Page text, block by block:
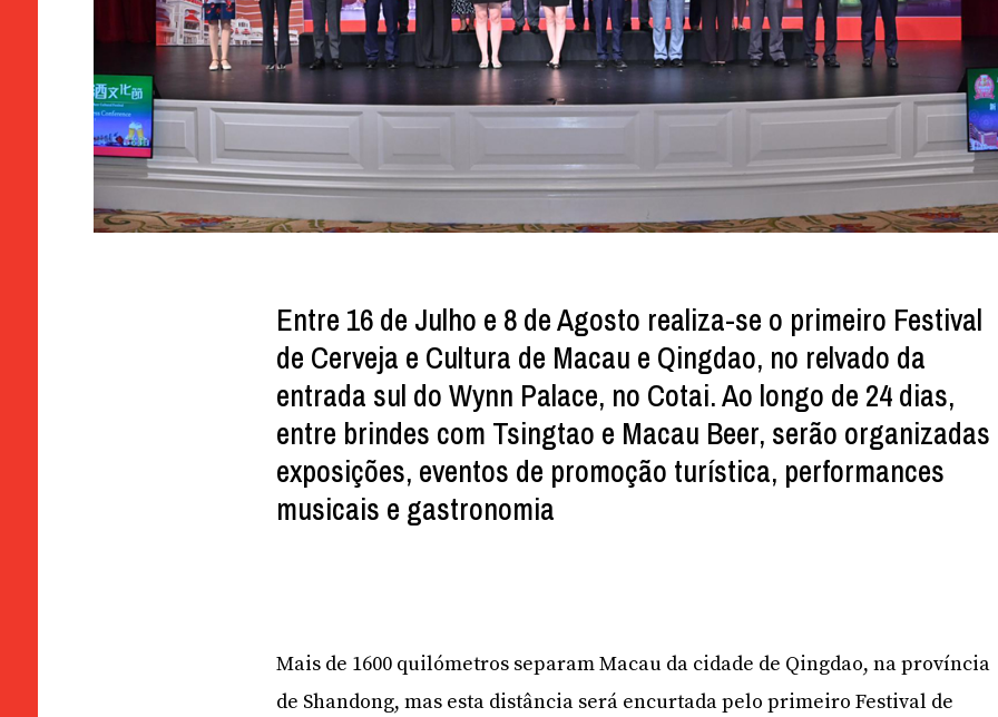
Entre 16 de Julho e 8 de Agosto realiza-se o primeiro Festival
de Cerveja e Cultura de Macau e Qingdao, no relvado da
entrada sul do Wynn Palace, no Cotai. Ao longo de 24 dias,
entre brindes com Tsingtao e Macau Beer, serão organizadas
exposições, eventos de promoção turística, performances
musicais e gastronomia
Mais de 1600 quilómetros separam Macau da cidade de Qingdao, na província
de Shandong, mas esta distância será encurtada pelo primeiro Festival de